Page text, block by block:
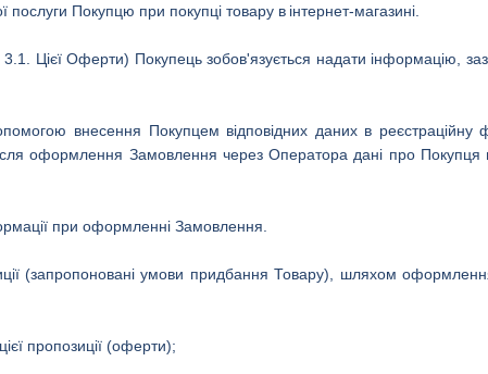
послуги Покупцю при покупці товару в інтернет-магазині.
Цієї Оферти) Покупець зобов'язується надати інформацію,
внесення Покупцем відповідних даних в реєстраційну
оформлення Замовлення через Оператора дані про Покупця
при оформленні Замовлення.
(запропоновані умови придбання Товару), шляхом
пропозиції (оферти);